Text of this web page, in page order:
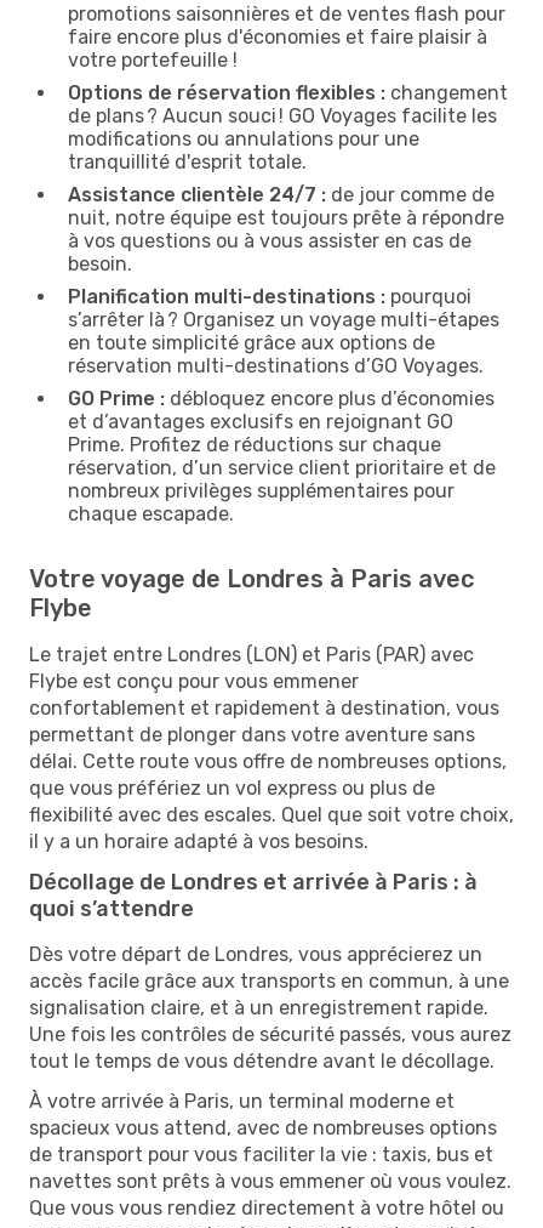
promotions saisonnières et de ventes flash pour
faire encore plus d'économies et faire plaisir à
votre portefeuille !
Options de réservation flexibles : changement
de plans ? Aucun souci ! GO Voyages facilite les
modifications ou annulations pour une
tranquillité d'esprit totale.
Assistance clientèle 24/7 : de jour comme de
nuit, notre équipe est toujours prête à répondre
à vos questions ou à vous assister en cas de
besoin.
Planification multi-destinations : pourquoi
s’arrêter là ? Organisez un voyage multi-étapes
en toute simplicité grâce aux options de
réservation multi-destinations d’GO Voyages.
GO Prime : débloquez encore plus d’économies
et d’avantages exclusifs en rejoignant GO
Prime. Profitez de réductions sur chaque
réservation, d’un service client prioritaire et de
nombreux privilèges supplémentaires pour
chaque escapade.
Votre voyage de Londres à Paris avec
Flybe
Le trajet entre Londres (LON) et Paris (PAR) avec
Flybe est conçu pour vous emmener
confortablement et rapidement à destination, vous
permettant de plonger dans votre aventure sans
délai. Cette route vous offre de nombreuses options,
que vous préfériez un vol express ou plus de
flexibilité avec des escales. Quel que soit votre choix,
il y a un horaire adapté à vos besoins.
Décollage de Londres et arrivée à Paris : à
quoi s’attendre
Dès votre départ de Londres, vous apprécierez un
accès facile grâce aux transports en commun, à une
signalisation claire, et à un enregistrement rapide.
Une fois les contrôles de sécurité passés, vous aurez
tout le temps de vous détendre avant le décollage.
À votre arrivée à Paris, un terminal moderne et
spacieux vous attend, avec de nombreuses options
de transport pour vous faciliter la vie : taxis, bus et
navettes sont prêts à vous emmener où vous voulez.
Que vous vous rendiez directement à votre hôtel ou